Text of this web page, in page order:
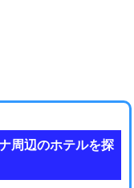
周辺のホテルを探